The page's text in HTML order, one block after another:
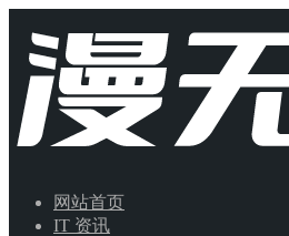
网站首页
IT 资讯